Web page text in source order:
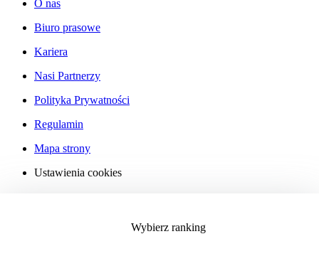
Wybierz ranking
O nas
Biuro prasowe
Kariera
Nasi Partnerzy
Polityka Prywatności
Regulamin
Mapa strony
Ustawienia cookies